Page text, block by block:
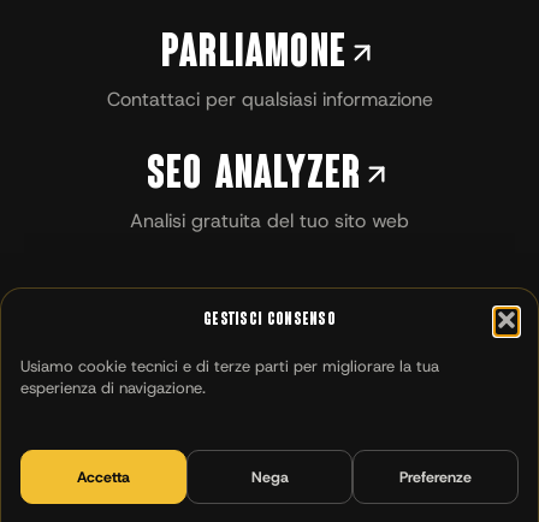
Gestisci Consenso
Usiamo cookie tecnici e di terze parti per migliorare la tua
esperienza di navigazione.
Accetta Nega Preferenze
Parliamone
Contattaci per qualsiasi informazione
SEO Analyzer
Analisi gratuita del tuo sito web
MILANOCATANIA